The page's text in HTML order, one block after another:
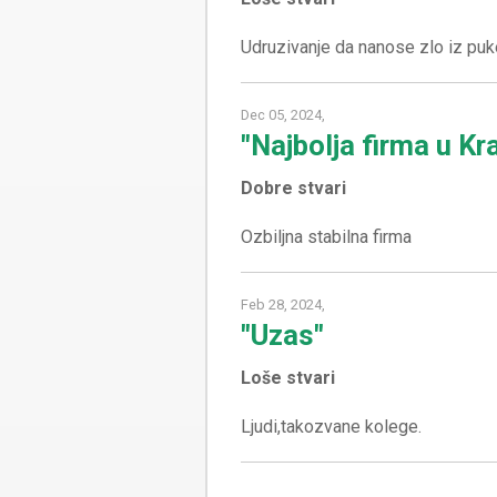
Dec 05, 2024,
"Najbolja firma u
Dobre stvari
Ozbiljna stabilna firma
Feb 28, 2024,
"Uzas"
Loše stvari